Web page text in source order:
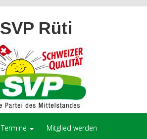
SVP Rüti
Termine Mitglied werden